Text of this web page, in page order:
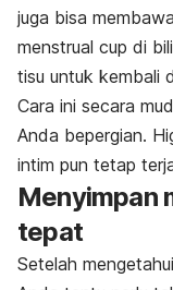
juga bisa
menstrual cup di
tisu untuk kembali
Cara ini secara
Anda bepergian.
intim pun tetap
Menyimpan
tepat
Setelah